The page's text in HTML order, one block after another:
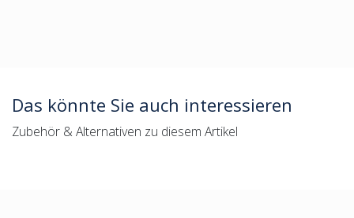
Das könnte Sie auch interessieren
Zubehör & Alternativen zu diesem Artikel